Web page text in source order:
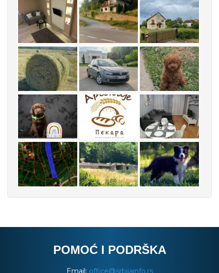
POMOĆ I PODRŠKA
Email: office@srbijainfo.rs